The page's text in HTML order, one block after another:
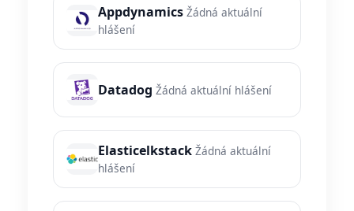
Appdynamics Žádná aktuální
hlášení
Datadog Žádná aktuální hlášení
Elasticelkstack Žádná aktuální
hlášení